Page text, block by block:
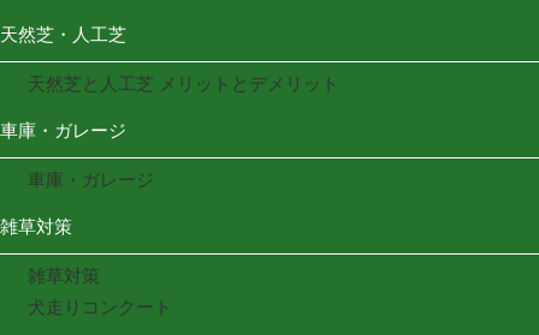
天然芝・人工芝
天然芝と人工芝 メリットとデメリット
車庫・ガレージ
車庫・ガレージ
雑草対策
雑草対策
犬走りコンクート